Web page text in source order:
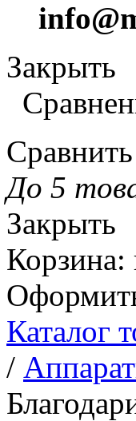
Закрыть
Сравнить
До 5
Закрыть
Корзина:
Каталог
/